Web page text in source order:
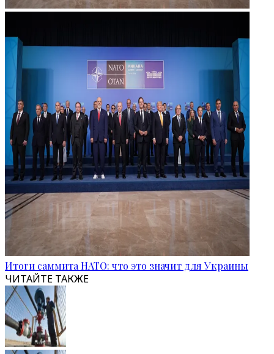
Итоги саммита НАТО: что это значит для Украины
ЧИТАЙТЕ ТАКЖЕ